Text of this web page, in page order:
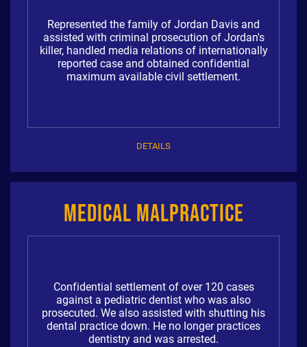
Represented the family of Jordan Davis and
assisted with criminal prosecution of Jordan's
killer, handled media relations of internationally
reported case and obtained confidential
maximum available civil settlement.
DETAILS
Medical Malpractice
Confidential settlement of over 120 cases
against a pediatric dentist who was also
prosecuted. We also assisted with shutting his
dental practice down. He no longer practices
dentistry and was arrested.